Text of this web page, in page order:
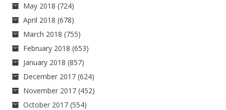
May 2018 (724)
April 2018 (678)
March 2018 (755)
February 2018 (653)
January 2018 (857)
December 2017 (624)
November 2017 (452)
October 2017 (554)